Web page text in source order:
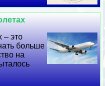
– это
больше
на